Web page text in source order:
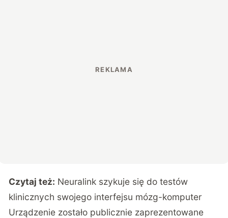
Czytaj też: Neuralink szykuje się do testów
klinicznych swojego interfejsu mózg-komputer
Urządzenie zostało publicznie zaprezentowane